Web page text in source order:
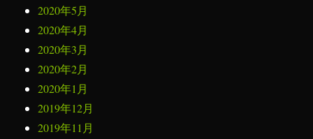
2020年5月
2020年4月
2020年3月
2020年2月
2020年1月
2019年12月
2019年11月